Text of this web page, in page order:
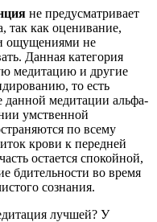
не предусматривает
так как оценивание,
ощущениями не
Данная категория
медитацию и другие
то есть
данной медитации альфа-
умственной
по всему
крови к передней
остается спокойной,
бдительности во время
сознания.
лучшей? У